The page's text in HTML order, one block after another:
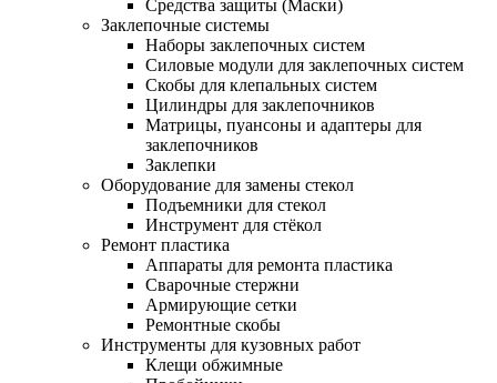
Средства защиты (Маски)
Заклепочные системы
Наборы заклепочных систем
Силовые модули для заклепочных систем
Скобы для клепальных систем
Цилиндры для заклепочников
Матрицы, пуансоны и адаптеры для
заклепочников
Заклепки
Оборудование для замены стекол
Подъемники для стекол
Инструмент для стёкол
Ремонт пластика
Аппараты для ремонта пластика
Сварочные стержни
Армирующие сетки
Ремонтные скобы
Инструменты для кузовных работ
Клещи обжимные